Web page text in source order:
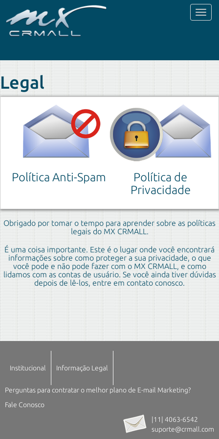
Toggle
Legal
Política Anti-Spam
Política de
Privacidade
Obrigado por tomar o tempo para aprender sobre as políticas
legais do MX CRMALL.
É uma coisa importante. Este é o lugar onde você encontrará
informações sobre como proteger a sua privacidade, o que
você pode e não pode fazer com o MX CRMALL, e como
lidamos com as contas de usuário. Se você ainda tiver dúvidas
depois de lê-los, entre em contato conosco.
Institucional Informação Legal
Perguntas para contratar o melhor plano de E-mail Marketing?
Fale Conosco
|11| 4063-6542
suporte@crmall.com